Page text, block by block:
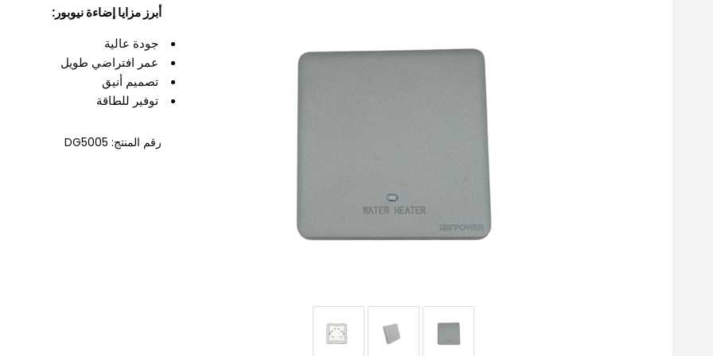
أبرز مزايا إضاءة نيوبور:
جودة عالية
عمر افتراضي طويل
تصميم أنيق
توفير للطاقة
رقم المنتج: DG5005